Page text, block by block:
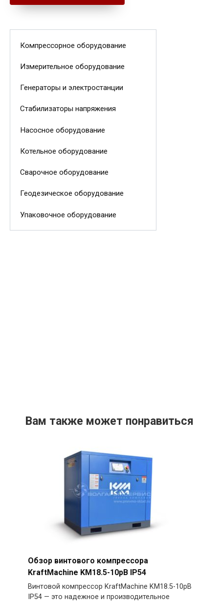
Компрессорное оборудование
Измерительное оборудование
Генераторы и электростанции
Стабилизаторы напряжения
Насосное оборудование
Котельное оборудование
Сварочное оборудование
Геодезическое оборудование
Упаковочное оборудование
Вам также может понравиться
Обзор винтового компрессора
KraftMachine KM18.5-10рВ IP54
Винтовой компрессор KraftMachine KM18.5-10рВ
IP54 — это надежное и производительное